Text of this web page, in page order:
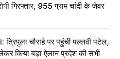
गिरफ्तार, 955 ग्राम चांदी के जेवर
चौराहे पर पहुंची पल्लवी पटेल,
किया बड़ा ऐलान प्रदेश की सभी